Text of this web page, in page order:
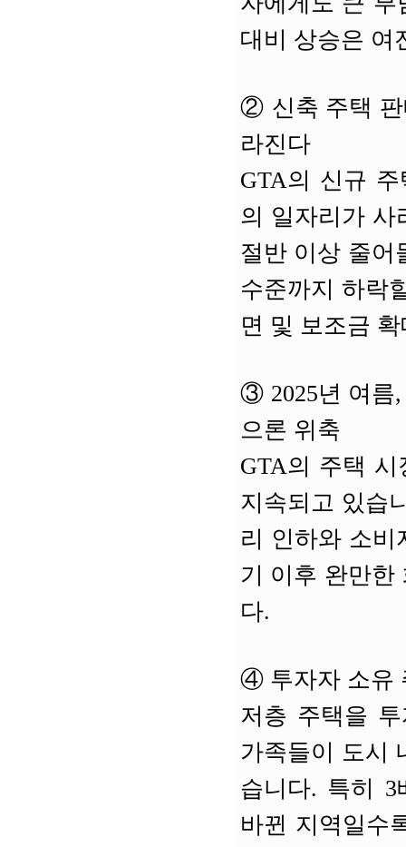
대비 상승은 여
② 신축 주택
라진다
GTA의 신규
의 일자리가 사
절반 이상 줄어
수준까지 하락
면 및 보조금
③ 2025년 여
으론 위축
GTA의 주택
지속되고 있습
리 인하와 소비
기 이후 완만한
다.
④ 투자자 소유
저층 주택을
가족들이 도시
습니다. 특히
바뀐 지역일수